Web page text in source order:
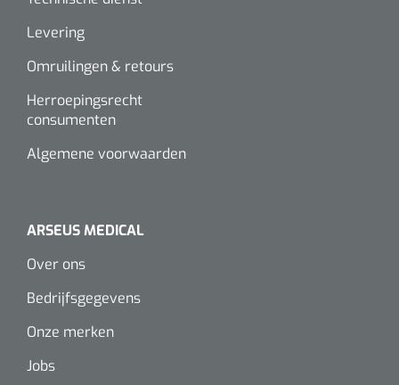
Wearables
Alcoholmeter
Instrumentensets
Steriele velden
Chronische wondzorgproducten
Hydrocolloïden
Hydrogel
Paraffine verbanden
Levering
Omruilingen & retours
Herroepingsrecht
consumenten
Algemene voorwaarden
ARSEUS MEDICAL
Over ons
Bedrijfsgegevens
Onze merken
Jobs